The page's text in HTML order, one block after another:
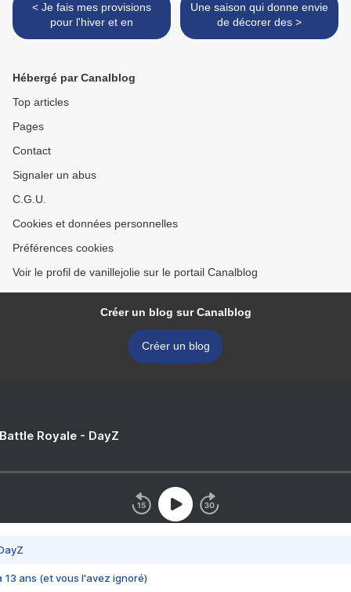
< Je fais mes provisions
pour l'hiver et en
Une saison qui donne envie
de décorer des >
Hébergé par Canalblog
Top articles
Pages
Contact
Signaler un abus
C.G.U.
Cookies et données personnelles
Préférences cookies
Voir le profil de vanillejolie sur le portail Canalblog
Créer un blog sur Canalblog
Créer un blog
Royale - DayZ
13 ans (et vous l'avez ignoré)